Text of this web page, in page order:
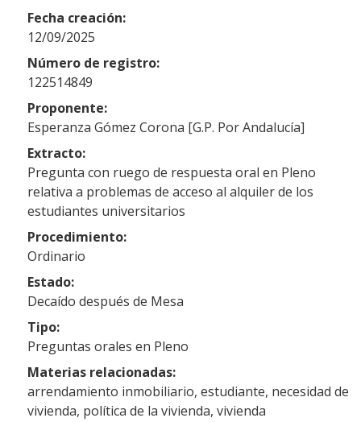
Fecha creación:
12/09/2025
Número de registro:
122514849
Proponente:
Esperanza Gómez Corona [G.P. Por Andalucía]
Extracto:
Pregunta con ruego de respuesta oral en Pleno
relativa a problemas de acceso al alquiler de los
estudiantes universitarios
Procedimiento:
Ordinario
Estado:
Decaído después de Mesa
Tipo:
Preguntas orales en Pleno
Materias relacionadas:
arrendamiento inmobiliario, estudiante, necesidad de
vivienda, política de la vivienda, vivienda